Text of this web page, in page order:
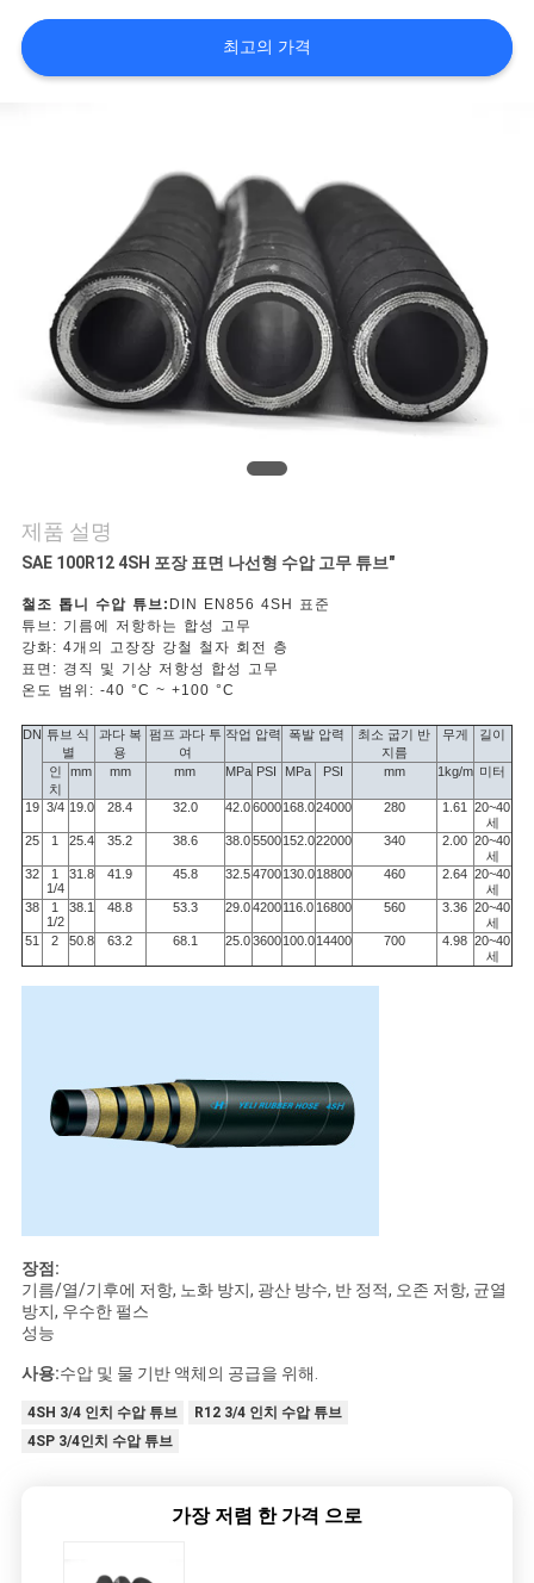
관
리
회
를
요
청
하
다
사
이
트
PRIVACY
POLICY
최고의 가격
제품 설명
SAE 100R12 4SH 포장 표면 나선형 수압 고무 튜브"
철조 톱니 수압 튜브: DIN EN856 4SH 표준
튜브: 기름에 저항하는 합성 고무
강화: 4개의 고장장 강철 철자 회전 층
표면: 경직 및 기상 저항성 합성 고무
온도 범위: -40 °C ~ +100 °C
DN 튜브 식
별
과다 복
용
펌프 과다 투
여
작업 압력 폭발 압력
최소 굽기 반
지름
무게 길이
인
치
mm mm mm MPa PSI MPa PSI mm 1kg/m 미터
19 3/4 19.0 28.4 32.0 42.06000168.024000 280 1.61 20~40
세
25
1 25.4 35.2 38.6 38.05500152.022000 340 2.00 20~40
세
32
1
1/4
31.8 41.9 45.8 32.54700130.018800 460 2.64 20~40
세
38
1
1/2
38.1 48.8 53.3 29.04200116.016800 560 3.36 20~40
세
51
2 50.8 63.2 68.1 25.03600100.014400 700 4.98 20~40
세
장점:
기름/열/기후에 저항, 노화 방지, 광산 방수, 반 정적, 오존 저항, 균열
방지, 우수한 펄스
성능
사용:수압 및 물 기반 액체의 공급을 위해.
4SH 3/4 인치 수압 튜브
R12 3/4 인치 수압 튜브
4SP 3/4인치 수압 튜브
가장 저렴 한 가격 으로